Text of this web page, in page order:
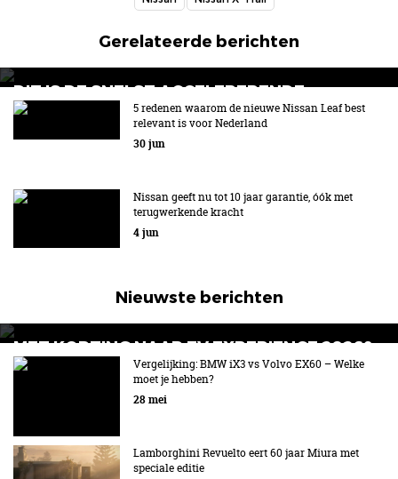
Gerelateerde berichten
DIT IS DE SNELST ACCELERERENDE
RACEAUTO VAN NISSAN
Nieuwe Formula E GEN4-raceauto van Nissan
5 redenen waarom de nieuwe Nissan Leaf best
relevant is voor Nederland
30 jun
Nissan geeft nu tot 10 jaar garantie, óók met
terugwerkende kracht
4 jun
Nieuwste berichten
MET KORTING NAAR EV EXPERIENCE 2026?
AUTORAI REGELT HET!
EV Experience 2026 van 24 tot 26 september
Vergelijking: BMW iX3 vs Volvo EX60 – Welke
moet je hebben?
28 mei
Lamborghini Revuelto eert 60 jaar Miura met
speciale editie